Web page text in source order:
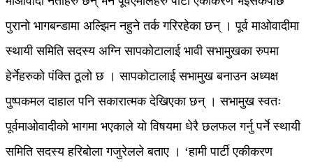
पुरानो भागबन्डामा अल्झिन नहुने तर्क गरिरहेका छन् । पूर्व माओवादीमा
स्थायी समिति सदस्य अग्नि सापकोटालाई भावी सभामुखका रुपमा
हेर्नेहरुको पंक्ति ठूलो छ । सापकोटालाई सभामुख बनाउन अध्यक्ष
पुष्पकमल दाहाल पनि सकारात्मक देखिएका छन् । सभामुख स्वतः
पूर्वमाओवादीको भागमा भएकाले यो विषयमा धेरै छलफल गर्नु पर्ने स्थायी
समिति सदस्य हरिबोला गजुरेलले बताए । ‘हामी पार्टी एकीकरण